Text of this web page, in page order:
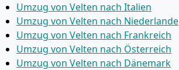
Umzug von Velten nach Italien
Umzug von Velten nach Niederlande
Umzug von Velten nach Frankreich
Umzug von Velten nach Österreich
Umzug von Velten nach Dänemark